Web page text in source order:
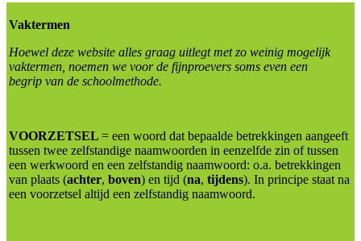
Vaktermen
Hoewel deze website alles graag uitlegt met zo weinig mogelijk
vaktermen, noemen we voor de fijnproevers soms even een
begrip van de schoolmethode.
VOORZETSEL = een woord dat bepaalde betrekkingen aangeeft
tussen twee zelfstandige naamwoorden in eenzelfde zin of tussen
een werkwoord en een zelfstandig naamwoord: o.a. betrekkingen
van plaats (achter, boven) en tijd (na, tijdens). In principe staat na
een voorzetsel altijd een zelfstandig naamwoord.